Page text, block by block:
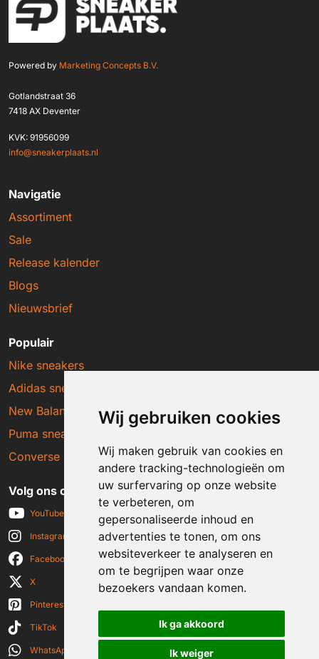
Wij gebruiken cookies
Wij maken gebruik van cookies en
andere tracking-technologieën om
uw surfervaring op onze website
te verbeteren, om
gepersonaliseerde inhoud en
advertenties te tonen, om ons
websiteverkeer te analyseren en
om te begrijpen waar onze
bezoekers vandaan komen.
Ik ga akkoord
Ik weiger
Powered by Marketing Concepts B.V.
Gotlandstraat 36
7418 AX Deventer
KVK: 91956099
info@sneakerplaats.nl
Navigatie
Assortiment
Sale
Release kalender
Blogs
Nieuwsbrief
Populair
Nike sneakers
Adidas sneakers
New Balance sneakers
Puma sneakers
Converse sneakers
Volg ons op social media
YouTube
Instagram
Facebook
X
Pinterest
TikTok
WhatsApp